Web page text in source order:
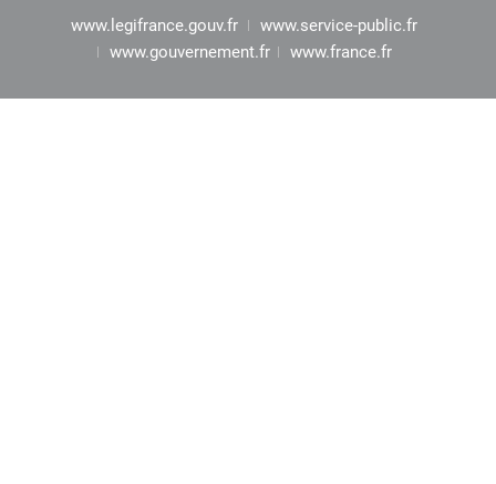
www.legifrance.gouv.fr
www.service-public.fr
www.gouvernement.fr
www.france.fr